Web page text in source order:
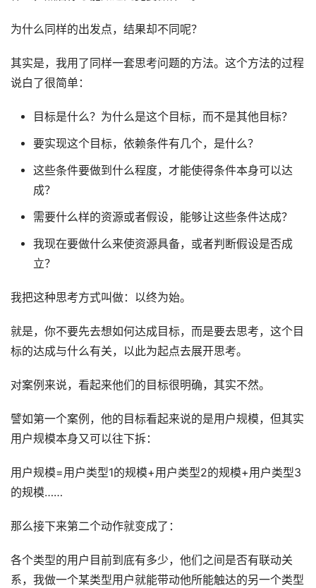
为什么同样的出发点，结果却不同呢？
其实是，我用了同样一套思考问题的方法。这个方法的过程
说白了很简单：
目标是什么？为什么是这个目标，而不是其他目标？
要实现这个目标，依赖条件有几个，是什么？
这些条件要做到什么程度，才能使得条件本身可以达
成？
需要什么样的资源或者假设，能够让这些条件达成？
我现在要做什么来使资源具备，或者判断假设是否成
立？
我把这种思考方式叫做：以终为始。
就是，你不要先去想如何达成目标，而是要去思考，这个目
标的达成与什么有关，以此为起点去展开思考。
对案例来说，看起来他们的目标很明确，其实不然。
譬如第一个案例，他的目标看起来说的是用户规模，但其实
用户规模本身又可以往下拆：
用户规模=用户类型1的规模+用户类型2的规模+用户类型3
的规模……
那么接下来第二个动作就变成了：
各个类型的用户目前到底有多少，他们之间是否有联动关
系，我做一个某类型用户就能带动他所能触达的另一个类型